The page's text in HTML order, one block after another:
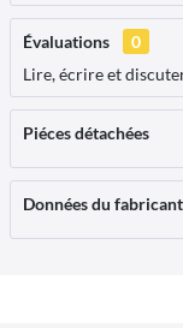
Évaluations
0
Lire, écrire et
Piéces détachées
Données du fabricant